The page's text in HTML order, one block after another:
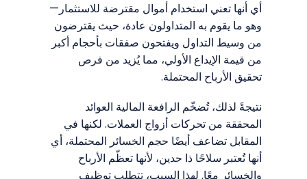
أي أنها تعني استخدام أموال مقترضة للاستثمار—
وهو ما يقوم به المتداولون عادة، حيث يقترضون
من وسيط التداول ويفتحون صفقات بأحجام أكبر
من قيمة الإيداع الأولي، مما يُزيد من فرص
تحقيق الأرباح المحتملة.
نتيجةً لذلك، تُضخّم الرافعة المالية العوائد
المحققة من تحركات أزواج العملات. لكنها في
المقابل تضاعف أيضًا حجم الخسائر المحتملة، أي
أنها تُعتبر سلاحًا ذا حدين، لأنها تعظّم الأرباح
والخسائر معًا. لهذا السبب، تتطلب توظيف